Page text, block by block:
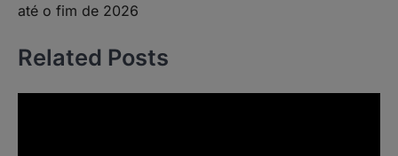
até o fim de 2026
Related Posts